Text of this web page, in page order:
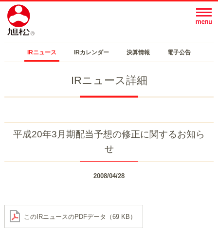
IRニュース IRカレンダー 決算情報 電子公告
IRニュース詳細
平成20年3月期配当予想の修正に関するお知ら
せ
2008/04/28
このIRニュースのPDFデータ（69 KB）